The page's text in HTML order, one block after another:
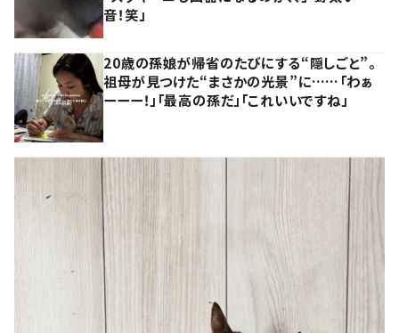
音！笑」
20歳の孫娘が帰省のたびにする“隠しごと”。
祖母が見つけた“まさかの光景”に……「わぁ
ーーー！」「最高の孫だ」「これいいですね」